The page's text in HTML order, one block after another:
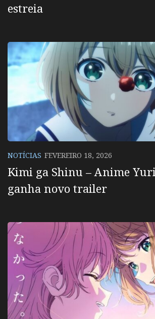
estreia
NOTÍCIAS FEVEREIRO 18, 2026
Kimi ga Shinu – Anime
ganha novo trailer